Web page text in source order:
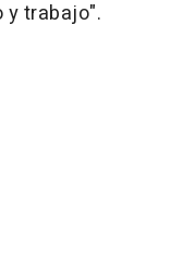
y trabajo".